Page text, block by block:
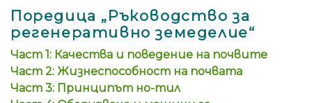
Поредица „Ръководство за
регенеративно земеделие“
Част 1: Качества и поведение на почвите
Част 2: Жизнеспособност на почвата
Част 3: Принципът но-тил